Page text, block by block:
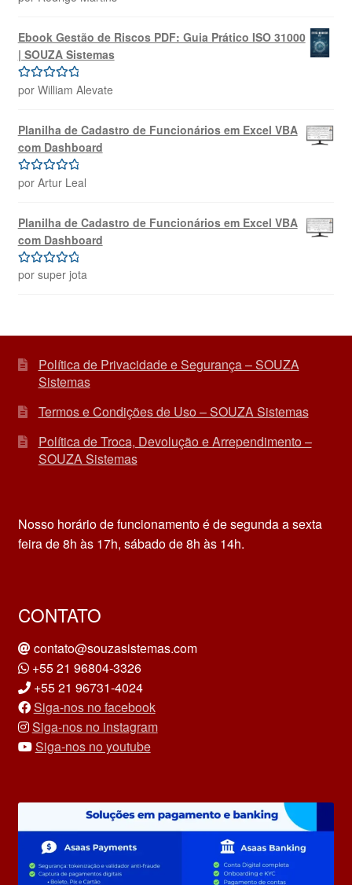
Ebook Gestão de Riscos PDF: Guia Prático ISO 31000
| SOUZA Sistemas
Avaliação5
por William Alevate
Planilha de Cadastro de Funcionários em Excel VBA
com Dashboard
Avaliação 5
por Artur Leal
Planilha de Cadastro de Funcionários em Excel VBA
com Dashboard
Avaliação5
por super jota
Política de Privacidade e Segurança – SOUZA
Sistemas
Termos e Condições de Uso – SOUZA Sistemas
Política de Troca, Devolução e Arrependimento –
SOUZA Sistemas
Nosso horário de funcionamento é de segunda a sexta
feira de 8h às 17h, sábado de 8h às 14h.
CONTATO
contato@souzasistemas.com
+55 21 96804-3326
+55 21 96731-4024
Siga-nos no facebook
Siga-nos no instagram
Siga-nos no youtube